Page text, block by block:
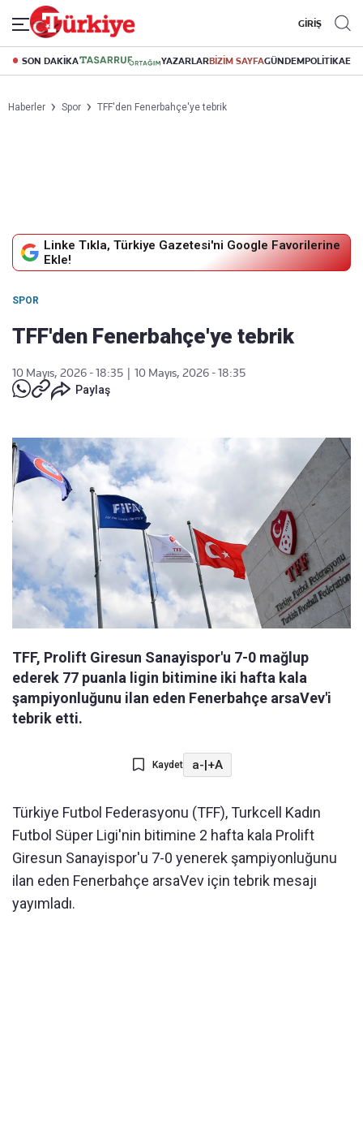
GİRİŞ
SON DAKİKA YAZARLARBİZİM SAYFAGÜNDEMPOLİTİKA
Haberler Spor TFF'den Fenerbahçe'ye tebrik
Linke Tıkla, Türkiye Gazetesi'ni Google Favorilerine
Ekle!
SPOR
TFF'den Fenerbahçe'ye tebrik
10 Mayıs, 2026 - 18:35
10 Mayıs, 2026 - 18:35
Paylaş
TFF, Prolift Giresun Sanayispor'u 7-0 mağlup
ederek 77 puanla ligin bitimine iki hafta kala
şampiyonluğunu ilan eden Fenerbahçe arsaVev'i
tebrik etti.
Kaydet a-|+A
Türkiye Futbol Federasyonu (TFF), Turkcell Kadın
Futbol Süper Ligi'nin bitimine 2 hafta kala Prolift
Giresun Sanayispor'u 7-0 yenerek şampiyonluğunu
ilan eden Fenerbahçe arsaVev için tebrik mesajı
yayımladı.